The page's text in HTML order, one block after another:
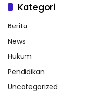
Kategori
Berita
News
Hukum
Pendidikan
Uncategorized